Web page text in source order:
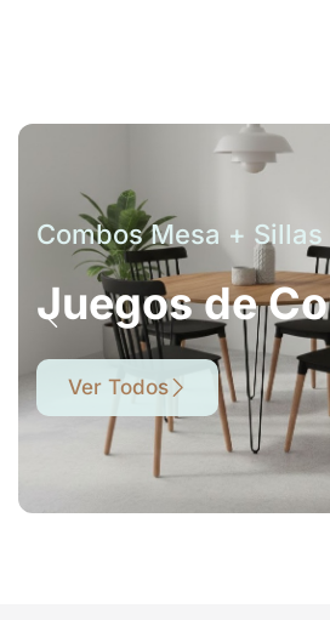
Combos Mesa + Sillas
Juegos de
Ver Todos